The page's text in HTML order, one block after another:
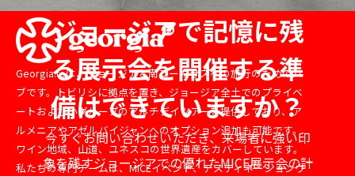
ジョージアで記憶に残
る展示会を開催する準
備はできていますか？
今すぐお問い合わせいただき、来場者に強い印
象を残すジョージアでの優れたMICE展示会の計
Georgia.toは、ジョージアと南コーカサスへの旅行のためのハ
ブです。トビリシに拠点を置き、ジョージア全土でのプライベ
ートおよび小グループのマルチデイツアーを提供しており、ア
ルメニアやアゼルバイジャンへのオプション追加も可能です。
ワイン地域、山道、ユネスコの世界遺産をカバーしています。
私たちの専門チームは、MICEイベント、デスティネーションウ